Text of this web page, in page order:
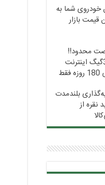
شما به
قیمت بازار
محدود!!
3000گیگ اینترنت
خانگی 180 روزه فقط
بلندمدت
نقره از